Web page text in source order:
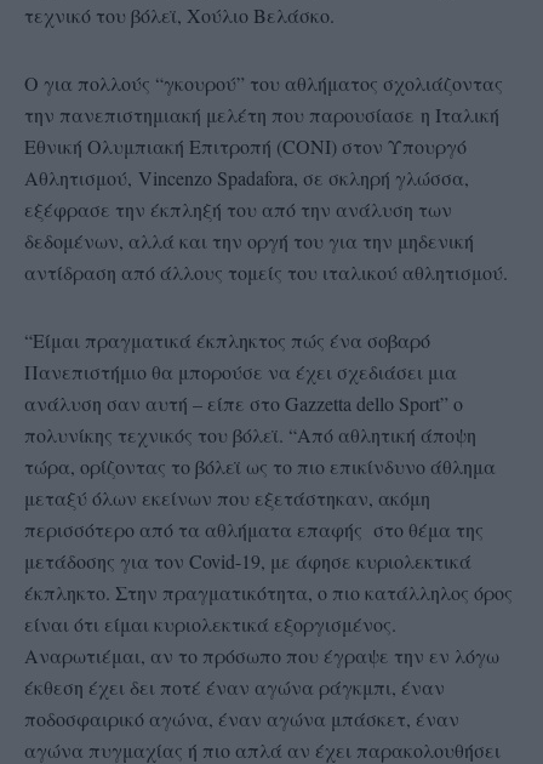
τεχνικό του βόλεϊ, Χούλιο Βελάσκο.
Ο για πολλούς “γκουρού” του αθλήματος σχολιάζοντας
την πανεπιστημιακή μελέτη που παρουσίασε η Ιταλική
Εθνική Ολυμπιακή Επιτροπή (CONI) στον Υπουργό
Αθλητισμού, Vincenzo Spadafora, σε σκληρή γλώσσα,
εξέφρασε την έκπληξή του από την ανάλυση των
δεδομένων, αλλά και την οργή του για την μηδενική
αντίδραση από άλλους τομείς του ιταλικού αθλητισμού.
“Είμαι πραγματικά έκπληκτος πώς ένα σοβαρό
Πανεπιστήμιο θα μπορούσε να έχει σχεδιάσει μια
ανάλυση σαν αυτή – είπε στο Gazzetta dello Sport” ο
πολυνίκης τεχνικός του βόλεϊ. “Από αθλητική άποψη
τώρα, ορίζοντας το βόλεϊ ως το πιο επικίνδυνο άθλημα
μεταξύ όλων εκείνων που εξετάστηκαν, ακόμη
περισσότερο από τα αθλήματα επαφής στο θέμα της
μετάδοσης για τον Covid-19, με άφησε κυριολεκτικά
έκπληκτο. Στην πραγματικότητα, ο πιο κατάλληλος όρος
είναι ότι είμαι κυριολεκτικά εξοργισμένος.
Αναρωτιέμαι, αν το πρόσωπο που έγραψε την εν λόγω
έκθεση έχει δει ποτέ έναν αγώνα ράγκμπι, έναν
ποδοσφαιρικό αγώνα, έναν αγώνα μπάσκετ, έναν
αγώνα πυγμαχίας ή πιο απλά αν έχει παρακολουθήσει